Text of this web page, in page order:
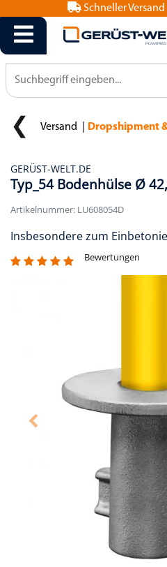
Schneller 0800 15
Versand Dropshipment
GERÜST-WELT.DE
Typ_54 Bodenhülse Ø
Artikelnummer: LU608054D
Insbesondere zum
Bewertungen